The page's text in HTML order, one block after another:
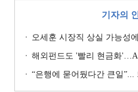
기자의
오세훈 시장직 상실 가능성에 테
해외펀드도 '빨리 현금화'…AB자
“은행에 묻어뒀다간 큰일”... 퇴직